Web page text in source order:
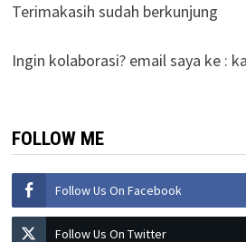
Terimakasih sudah berkunjung
Ingin kolaborasi? email saya ke :
FOLLOW ME
Follow Us On Facebook
Follow Us On Twitter